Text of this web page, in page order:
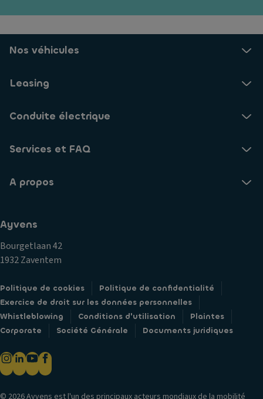
g
s
ri
a
x
t
u
C
n
d
m
n
a
ti
o
n
c
e
e
m
e
ni
s
g
a
pi
s
e
s
ol
P
e
u
p
a
ti
g
E
P
o
e
e
m
a
y
a
g
m
a
Nos véhicules
Leasing
Conduite électrique
Services et FAQ
A propos
Ayvens
Bourgetlaan 42
1932 Zaventem
Politique de cookies
Politique de confidentialité
Exercice de droit sur les données personnelles
Whistleblowing
Conditions d'utilisation
Plaintes
Corporate
Société Générale Documents juridiques